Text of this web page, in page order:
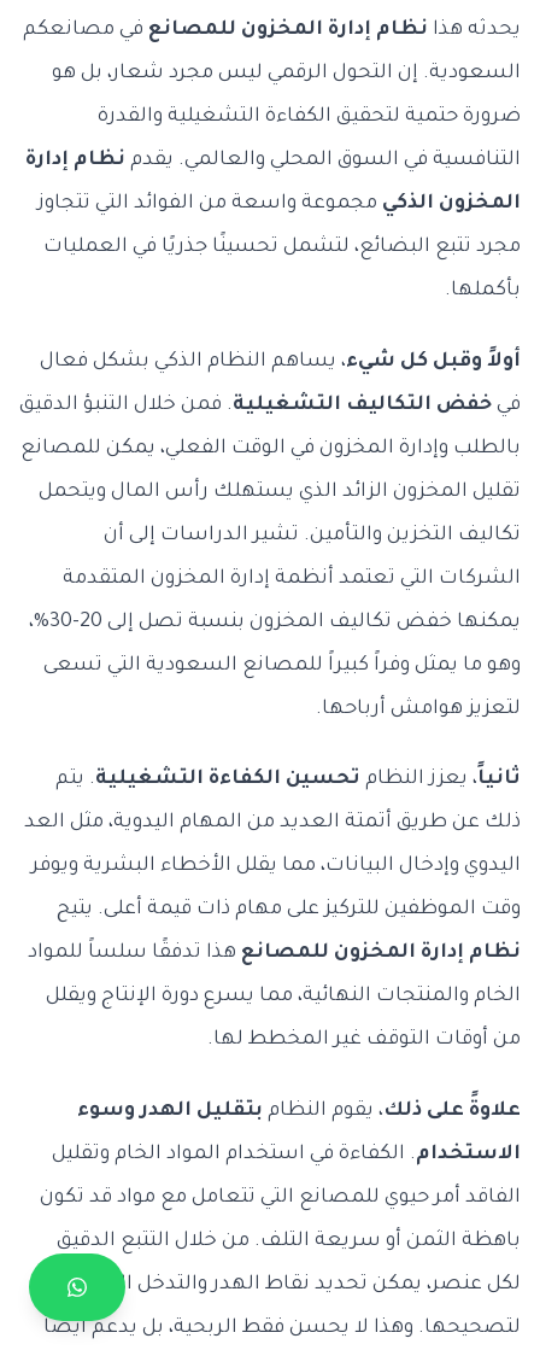
يحدثه هذا نظام إدارة المخزون للمصانع في مصانعكم
السعودية. إن التحول الرقمي ليس مجرد شعار، بل هو
ضرورة حتمية لتحقيق الكفاءة التشغيلية والقدرة
التنافسية في السوق المحلي والعالمي. يقدم نظام إدارة
المخزون الذكي مجموعة واسعة من الفوائد التي تتجاوز
مجرد تتبع البضائع، لتشمل تحسينًا جذريًا في العمليات
بأكملها.
أولاً وقبل كل شيء، يساهم النظام الذكي بشكل فعال
في خفض التكاليف التشغيلية. فمن خلال التنبؤ الدقيق
بالطلب وإدارة المخزون في الوقت الفعلي، يمكن للمصانع
تقليل المخزون الزائد الذي يستهلك رأس المال ويتحمل
تكاليف التخزين والتأمين. تشير الدراسات إلى أن
الشركات التي تعتمد أنظمة إدارة المخزون المتقدمة
يمكنها خفض تكاليف المخزون بنسبة تصل إلى 20-30%،
وهو ما يمثل وفراً كبيراً للمصانع السعودية التي تسعى
لتعزيز هوامش أرباحها.
ثانياً، يعزز النظام تحسين الكفاءة التشغيلية. يتم
ذلك عن طريق أتمتة العديد من المهام اليدوية، مثل العد
اليدوي وإدخال البيانات، مما يقلل الأخطاء البشرية ويوفر
وقت الموظفين للتركيز على مهام ذات قيمة أعلى. يتيح
نظام إدارة المخزون للمصانع هذا تدفقًا سلساً للمواد
الخام والمنتجات النهائية، مما يسرع دورة الإنتاج ويقلل
من أوقات التوقف غير المخطط لها.
علاوةً على ذلك، يقوم النظام بتقليل الهدر وسوء
الاستخدام. الكفاءة في استخدام المواد الخام وتقليل
الفاقد أمر حيوي للمصانع التي تتعامل مع مواد قد تكون
باهظة الثمن أو سريعة التلف. من خلال التتبع الدقيق
لكل عنصر، يمكن تحديد نقاط الهدر والتدخل الفوري
لتصحيحها. وهذا لا يحسن فقط الربحية، بل يدعم أيضاً